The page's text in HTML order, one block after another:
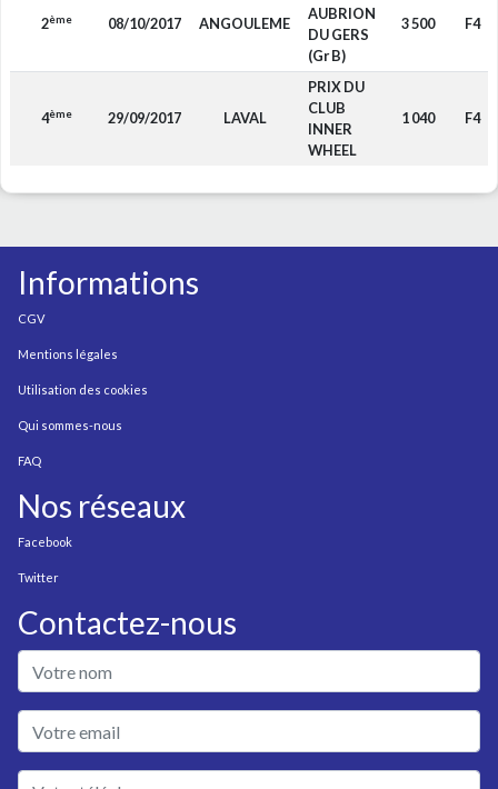
2ème 08/10/2017 ANGOULEME
AUBRION
DU GERS
(Gr B)
3 500 F4
4ème 29/09/2017 LAVAL
PRIX DU
CLUB
INNER
WHEEL
1 040 F4
Informations
CGV
Mentions légales
Utilisation des cookies
Qui sommes-nous
FAQ
Nos réseaux
Facebook
Twitter
Contactez-nous